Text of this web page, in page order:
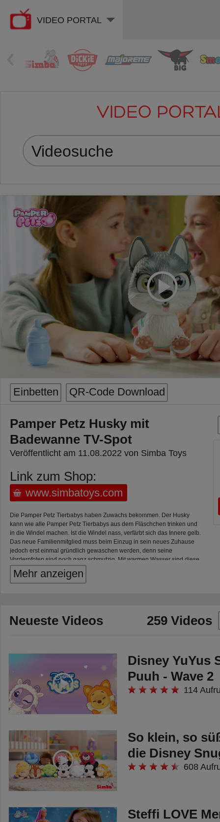
VIDEO PORTAL
VIDEO
Einbetten QR-Code Download
Pamper Petz Husky mit
Badewanne TV-Spot
Veröffentlicht am 11.08.2022 von Simba Toys
Link zum Shop:
www.simbatoys.com
Die Pamper Petz Tierbabys haben Zuwachs bekommen. Der Husky
kann wie alle Pamper Petz Tierbabys aus dem Fläschchen trinken und
in die Windel machen. Ist die Windel nass, verfärbt sich das Innere gelb.
Das neue Familienmitglied muss beim Einzug in sein neues Zuhause
jedoch erst einmal gründlich gewaschen werden, denn seine
Vorderpfoten sind noch ganz schmutzig. Mit warmen Wasser sind diese
schnell mit dem kleinen Schwamm in Herzform von den Kids
saubergewischt. In der Wanne kann der Husky schließlich Platz
Mehr anzeigen
Neueste Videos 259 Videos
Disney YuYus
Puuh - Wave 2
114
So klein, so
die Disney
608
Steffi LOVE